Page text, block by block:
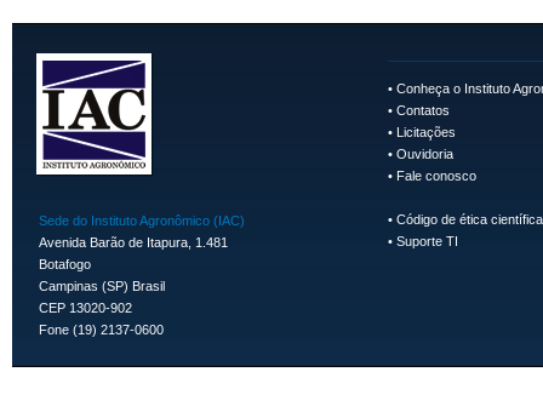
Sede do Instituto Agronômico (IAC)
Avenida Barão de Itapura, 1.481
Botafogo
Campinas (SP) Brasil
CEP 13020-902
Fone (19) 2137-0600
• Conheça o Instituto
• Contatos
• Licitações
• Ouvidoria
• Fale conosco
• Código de ética científica
• Suporte TI